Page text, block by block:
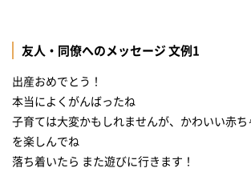
友人・同僚へのメッセージ 文例1
出産おめでとう！
本当によくがんばったね
子育ては大変かもしれませんが、かわいい赤
を楽しんでね
落ち着いたら また遊びに行きます！